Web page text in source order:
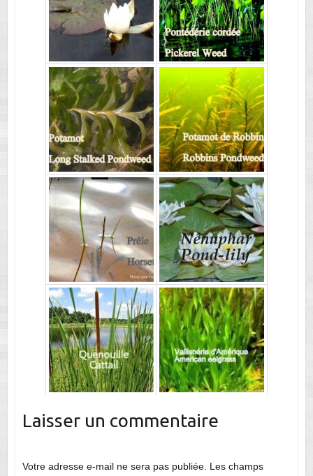
Laisser un commentaire
Votre adresse e-mail ne sera pas publiée. Les champs